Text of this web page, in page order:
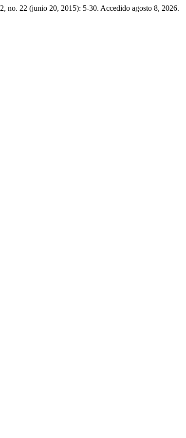
2, no. 22 (junio 20, 2015): 5-30. Accedido agosto 8, 2026.